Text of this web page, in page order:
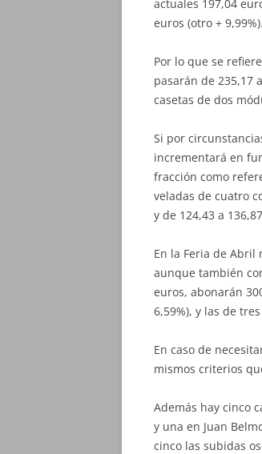
actuales 197,04
euros (otro + 9,99%).
Por lo que se
pasarán de 235,17
casetas de dos
Si por
incrementará en
fracción como
veladas de cuatro
y de 124,43 a
En la Feria de
aunque también
euros, abonarán
6,59%), y las de
En caso de
mismos criterios
Además hay cinco
y una en Juan
cinco las subidas